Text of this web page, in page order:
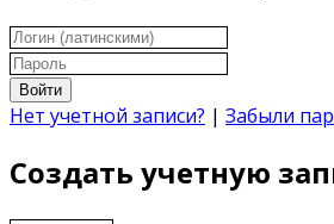
Войти
Нет учетной записи? | Забыли
Создать учетную